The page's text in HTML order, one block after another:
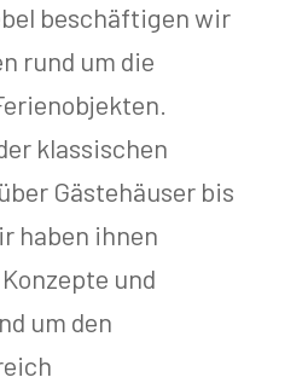
beschäftigen wir
rund um die
klassischen
Gästehäuser bis
haben ihnen
und
um den